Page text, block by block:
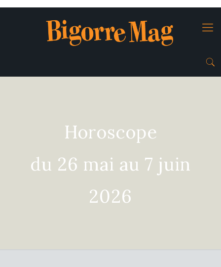
Horoscope
du 26 mai au 7 juin
2026